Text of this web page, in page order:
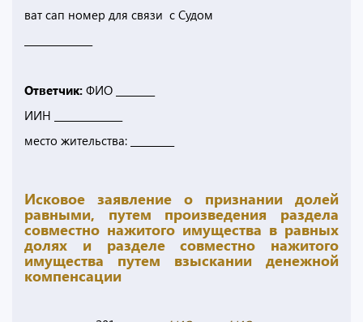
ват сап номер для связи с Судом
Ответчик: ФИО ________
ИИН ______________
место жительства: _________
Исковое заявление о признании долей
равными, путем произведения раздела
совместно нажитого имущества в равных
долях и разделе совместно нажитого
имущества путем взыскании денежной
компенсации